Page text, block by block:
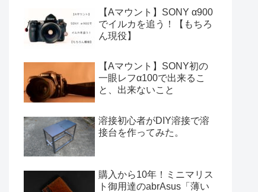
【Aマウント】SONY α900
でイルカを追う！【もちろ
ん現役】
【Aマウント】SONY初の
一眼レフα100で出来るこ
と、出来ないこと
溶接初心者がDIY溶接で溶
接台を作ってみた。
購入から10年！ミニマリス
ト御用達のabrAsus「薄い